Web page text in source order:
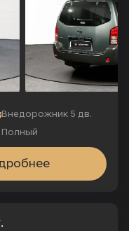
Внедорожник 5 дв.
Полный